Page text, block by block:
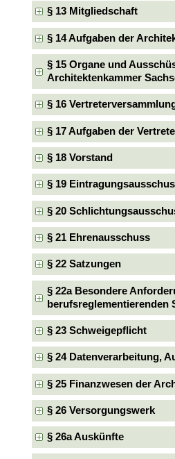
§ 13 Mitgliedschaft
§ 14 Aufgaben der
§ 15 Organe und
Architektenkammer
§ 16
§ 17 Aufgaben der
§ 18 Vorstand
§ 19
§ 20
§ 21 Ehrenausschuss
§ 22 Satzungen
§ 22a Besondere
berufsreglementierenden
§ 23 Schweigepflicht
§ 24 Datenverarbeitung,
§ 25 Finanzwesen der
§ 26 Versorgungswerk
§ 26a Auskünfte